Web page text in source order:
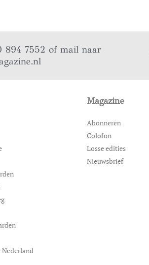
894 7552 of mail naar
Magazine
Abonneren
Colofon
Losse edities
Nieuwsbrief